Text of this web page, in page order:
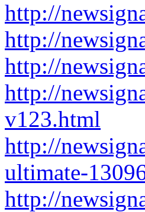
http://
http://
http://
http://
v123.html
http://
ultimate-
http://